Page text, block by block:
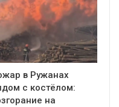
в Ружанах
с костёлом:
на